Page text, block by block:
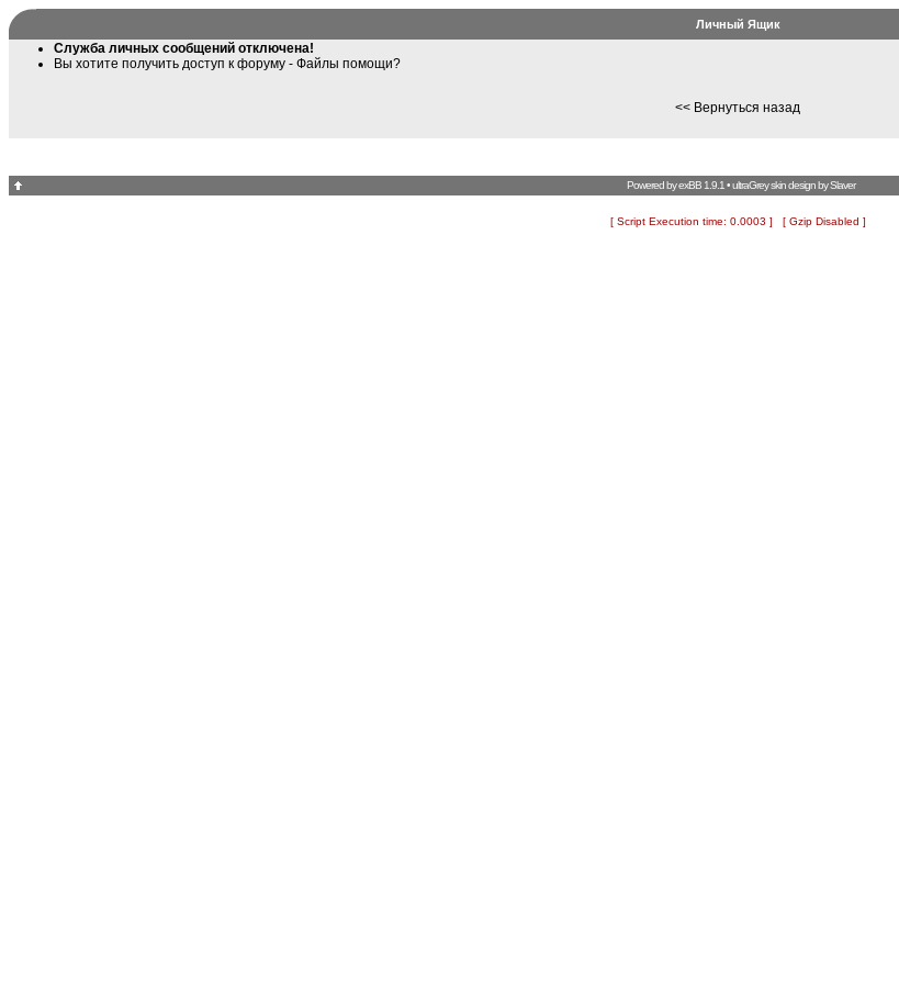
Личный Ящик
Служба личных сообщений отключена!
Вы хотите получить доступ к форуму - Файлы помощи?
<< Вернуться назад
Powered byexBB1.9.1 • ultraGrey skin design bySlaver
[ Script Execution time: 0.0003 ] [ Gzip Disabled ]